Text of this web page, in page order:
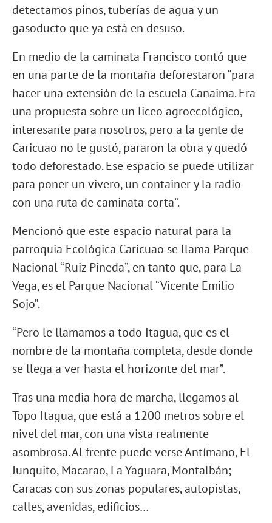
detectamos pinos, tuberías de agua y un
gasoducto que ya está en desuso.
En medio de la caminata Francisco contó que
en una parte de la montaña deforestaron “para
hacer una extensión de la escuela Canaima. Era
una propuesta sobre un liceo agroecológico,
interesante para nosotros, pero a la gente de
Caricuao no le gustó, pararon la obra y quedó
todo deforestado. Ese espacio se puede utilizar
para poner un vivero, un container y la radio
con una ruta de caminata corta”.
Mencionó que este espacio natural para la
parroquia Ecológica Caricuao se llama Parque
Nacional “Ruiz Pineda”, en tanto que, para La
Vega, es el Parque Nacional “Vicente Emilio
Sojo”.
“Pero le llamamos a todo Itagua, que es el
nombre de la montaña completa, desde donde
se llega a ver hasta el horizonte del mar”.
Tras una media hora de marcha, llegamos al
Topo Itagua, que está a 1200 metros sobre el
nivel del mar, con una vista realmente
asombrosa. Al frente puede verse Antímano, El
Junquito, Macarao, La Yaguara, Montalbán;
Caracas con sus zonas populares, autopistas,
calles, avenidas, edificios…